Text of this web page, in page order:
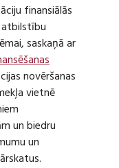
finansiālās
saskaņā ar
novēršanas
vietnē
un biedru
un